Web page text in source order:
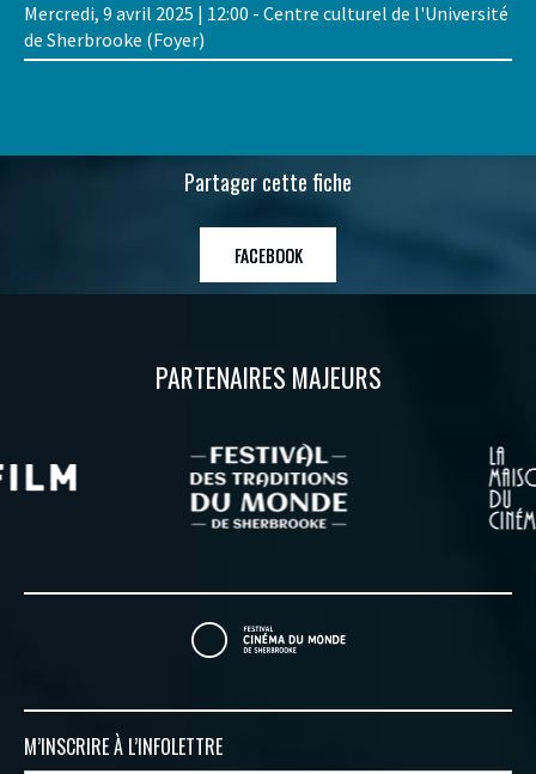
Mercredi, 9 avril 2025 | 12:00 - Centre culturel de l'Université
de Sherbrooke (Foyer)
Partager cette fiche
FACEBOOK
PARTENAIRES MAJEURS
M’INSCRIRE À L’INFOLETTRE